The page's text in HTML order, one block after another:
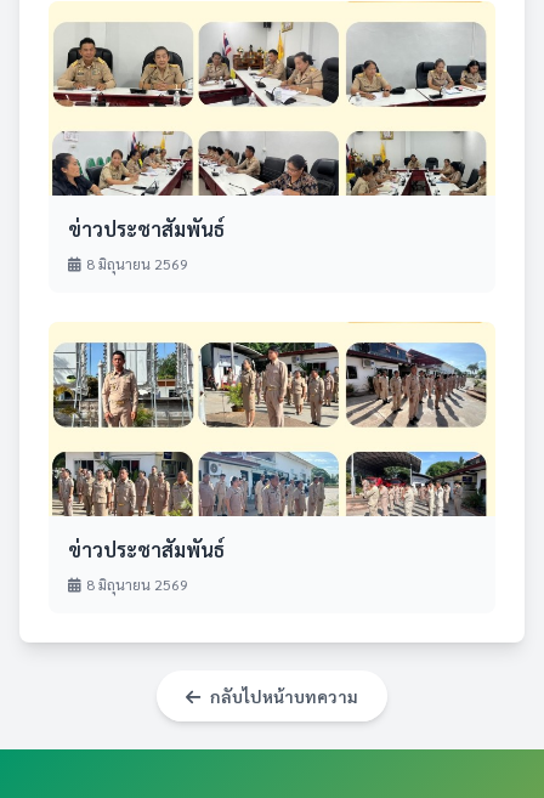
ข่าวประชาสัมพันธ์
8 มิถุนายน 2569
ข่าวประชาสัมพันธ์
8 มิถุนายน 2569
กลับไปหน้าบทความ